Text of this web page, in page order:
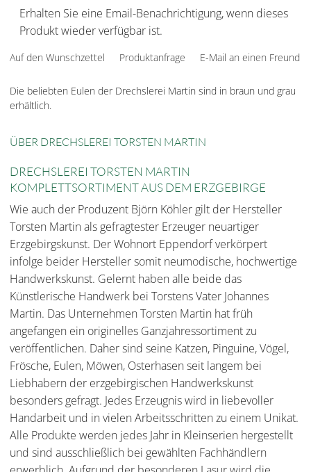
Erhalten Sie eine Email-Benachrichtigung, wenn dieses
Produkt wieder verfügbar ist.
Auf den Wunschzettel Produktanfrage E-Mail an einen Freund
Die beliebten Eulen der Drechslerei Martin sind in braun und grau
erhältlich.
ÜBER DRECHSLEREI TORSTEN MARTIN
DRECHSLEREI TORSTEN MARTIN
KOMPLETTSORTIMENT AUS DEM ERZGEBIRGE
Wie auch der Produzent Björn Köhler gilt der Hersteller
Torsten Martin als gefragtester Erzeuger neuartiger
Erzgebirgskunst. Der Wohnort Eppendorf verkörpert
infolge beider Hersteller somit neumodische, hochwertige
Handwerkskunst. Gelernt haben alle beide das
Künstlerische Handwerk bei Torstens Vater Johannes
Martin. Das Unternehmen Torsten Martin hat früh
angefangen ein originelles Ganzjahressortiment zu
veröffentlichen. Daher sind seine Katzen, Pinguine, Vögel,
Frösche, Eulen, Möwen, Osterhasen seit langem bei
Liebhabern der erzgebirgischen Handwerkskunst
besonders gefragt. Jedes Erzeugnis wird in liebevoller
Handarbeit und in vielen Arbeitsschritten zu einem Unikat.
Alle Produkte werden jedes Jahr in Kleinserien hergestellt
und sind ausschließlich bei gewählten Fachhändlern